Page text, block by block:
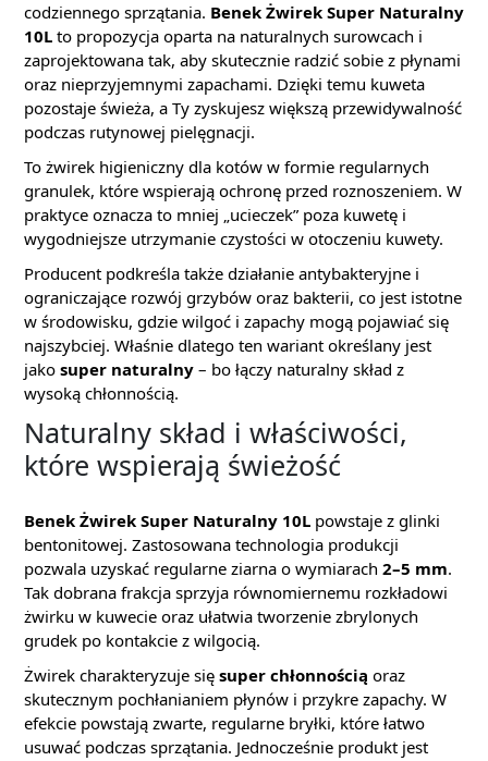
codziennego sprzątania. Benek Żwirek Super Naturalny
10L to propozycja oparta na naturalnych surowcach i
zaprojektowana tak, aby skutecznie radzić sobie z płynami
oraz nieprzyjemnymi zapachami. Dzięki temu kuweta
pozostaje świeża, a Ty zyskujesz większą przewidywalność
podczas rutynowej pielęgnacji.
To żwirek higieniczny dla kotów w formie regularnych
granulek, które wspierają ochronę przed roznoszeniem. W
praktyce oznacza to mniej „ucieczek” poza kuwetę i
wygodniejsze utrzymanie czystości w otoczeniu kuwety.
Producent podkreśla także działanie antybakteryjne i
ograniczające rozwój grzybów oraz bakterii, co jest istotne
w środowisku, gdzie wilgoć i zapachy mogą pojawiać się
najszybciej. Właśnie dlatego ten wariant określany jest
jako super naturalny – bo łączy naturalny skład z
wysoką chłonnością.
Naturalny skład i właściwości,
które wspierają świeżość
Benek Żwirek Super Naturalny 10L powstaje z glinki
bentonitowej. Zastosowana technologia produkcji
pozwala uzyskać regularne ziarna o wymiarach 2–5 mm.
Tak dobrana frakcja sprzyja równomiernemu rozkładowi
żwirku w kuwecie oraz ułatwia tworzenie zbrylonych
grudek po kontakcie z wilgocią.
Żwirek charakteryzuje się super chłonnością oraz
skutecznym pochłanianiem płynów i przykre zapachy. W
efekcie powstają zwarte, regularne bryłki, które łatwo
usuwać podczas sprzątania. Jednocześnie produkt jest